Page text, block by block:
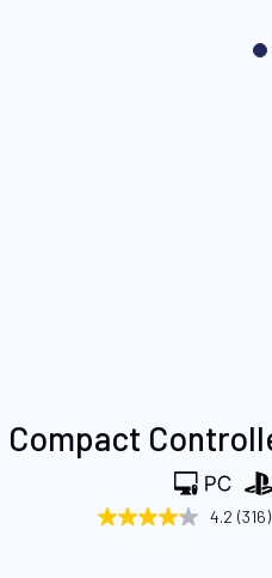
to
beginning
Compact
4.2 4.2 (316)